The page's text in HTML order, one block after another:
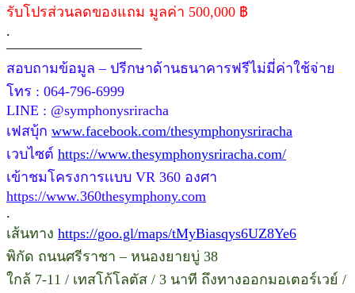
รับโปรส่วนลดของแถม มูลค่า 500,000 ฿
.
—————————–
สอบถามข้อมูล – ปรีกษาด้านธนาคารฟรีไม่มี่ค่าใช้จ่าย
โทร : 064-796-6999
LINE : @symphonysriracha
เฟสบุ้ก www.facebook.com/thesymphonysriracha
เวบไซต์ https://www.thesymphonysriracha.com/
เข้าชมโครงการเเบบ VR 360 องศา
https://www.360thesymphony.com
.
เส้นทาง https://goo.gl/maps/tMyBiasqys6UZ8Ye6
พิกัด ถนนศรีราชา – หนองยายบู่ 38
ใกล้ 7-11 / เทสโก้โลตัส / 3 นาที ถึงทางออกมอเตอร์เวย์ /